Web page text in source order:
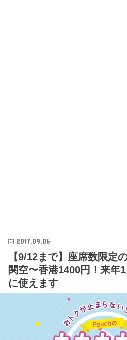
2017.09.06
【9/12まで】座席数限定
関空〜香港1400円！来年
に使えます